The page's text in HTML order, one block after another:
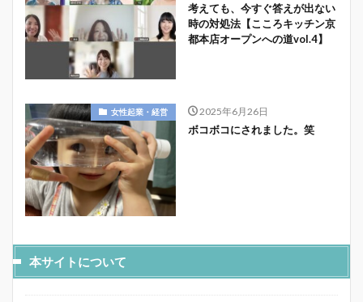
考えても、今すぐ答えが出ない
時の対処法【こころキッチン京
都本店オープンへの道vol.4】
女性起業・経営 2025年6月26日
ボコボコにされました。笑
本サイトについて